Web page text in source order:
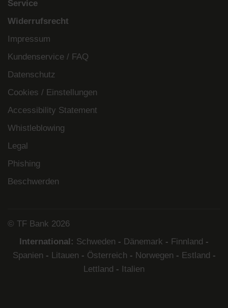
Service
Widerrufsrecht
Impressum
Kundenservice / FAQ
Datenschutz
Cookies / Einstellungen
Accessibility Statement
Whistleblowing
Legal
Phishing
Beschwerden
© TF Bank 2026
International: Schweden - Dänemark - Finnland -
Spanien - Litauen - Österreich - Norwegen - Estland -
Lettland - Italien